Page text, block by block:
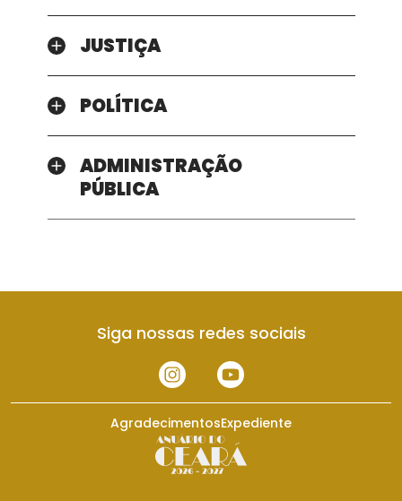
JUSTIÇA
POLÍTICA
ADMINISTRAÇÃO
PÚBLICA
Siga nossas redes sociais
Expediente
Agradecimentos